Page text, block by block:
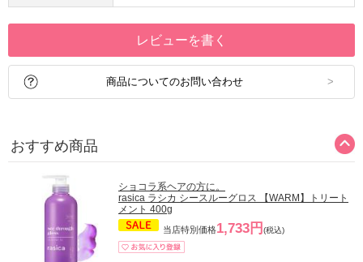
レビューを書く
商品についてのお問い合わせ
おすすめ商品
ショコラ系ヘアの方に。
rasica ラシカ シースルーグロス 【WARM】トリート
メント 400g
当店特別価格1,733円 (税込)